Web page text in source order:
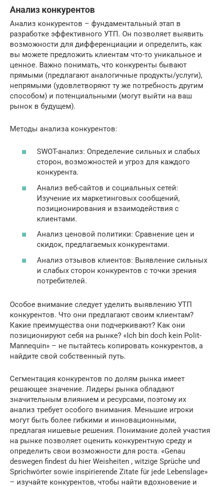
Анализ конкурентов
Анализ конкурентов – фундаментальный этап в
разработке эффективного УТП. Он позволяет выявить
возможности для дифференциации и определить, как
вы можете предложить клиентам что-то уникальное и
ценное. Важно понимать, что конкуренты бывают
прямыми (предлагают аналогичные продукты/услуги),
непрямыми (удовлетворяют ту же потребность другим
способом) и потенциальными (могут выйти на ваш
рынок в будущем).
Методы анализа конкурентов:
SWOT-анализ: Определение сильных и слабых
сторон, возможностей и угроз для каждого
конкурента.
Анализ веб-сайтов и социальных сетей:
Изучение их маркетинговых сообщений,
позиционирования и взаимодействия с
клиентами.
Анализ ценовой политики: Сравнение цен и
скидок, предлагаемых конкурентами.
Анализ отзывов клиентов: Выявление сильных
и слабых сторон конкурентов с точки зрения
потребителей.
Особое внимание следует уделить выявлению УТП
конкурентов. Что они предлагают своим клиентам?
Какие преимущества они подчеркивают? Как они
позиционируют себя на рынке? «Ich bin doch kein Polit-
Mannequin» – не пытайтесь копировать конкурентов, а
найдите свой собственный путь.
Сегментация конкурентов по долям рынка имеет
решающее значение. Лидеры рынка обладают
значительным влиянием и ресурсами, поэтому их
анализ требует особого внимания. Меньшие игроки
могут быть более гибкими и инновационными,
предлагая нишевые решения. Понимание долей участия
на рынке позволяет оценить конкурентную среду и
определить свои возможности для роста. «Genau
deswegen findest du hier Weisheiten , witzige Sprüche und
Sprichwörter sowie inspirierende Zitate für jede Lebenslage»
– изучайте конкурентов, чтобы найти вдохновение и